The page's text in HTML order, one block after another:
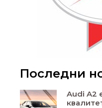
Последни
Audi A2